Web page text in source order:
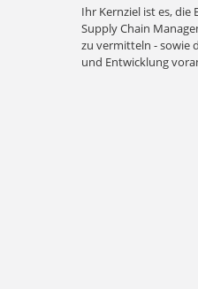
Ihr Kernziel ist es, die
Supply Chain
zu vermitteln - sowie
und Entwicklung